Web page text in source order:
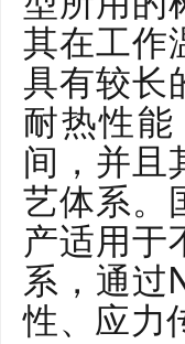
其在工作
具有较长
耐热性
间，并且
艺体系。
产适用于
系，通过
性、应力